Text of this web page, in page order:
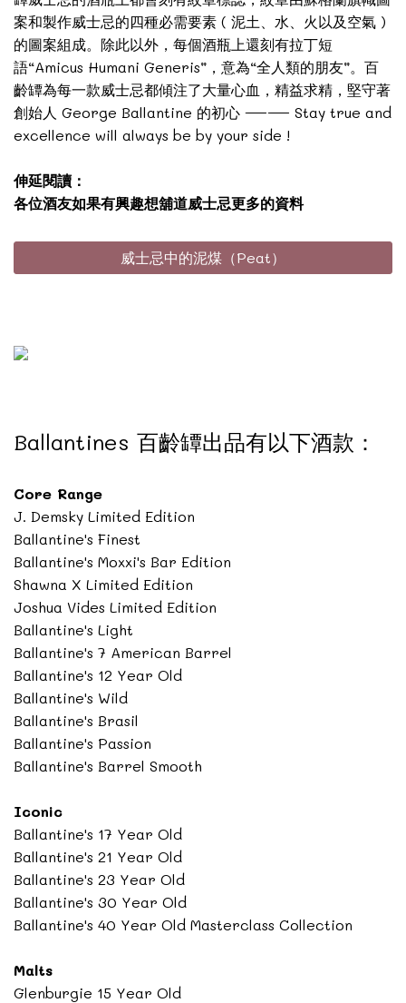
案和製作威士忌的四種必需要素 ( 泥土、水、火以及空氣 )
的圖案組成。除此以外，每個酒瓶上還刻有拉丁短
語“Amicus Humani Generis”，意為“全人類的朋友”。百
齡罈為每一款威士忌都傾注了大量心血，精益求精，堅守著
創始人 George Ballantine 的初心 —— Stay true and
excellence will always be by your side !
伸延閱讀：
各位酒友如果有興趣想舖道威士忌更多的資料
威士忌中的泥煤（Peat）
Ballantines 百齡罈出品有以下酒款：
Core Range
J. Demsky Limited Edition
Ballantine's Finest
Ballantine's Moxxi's Bar Edition
Shawna X Limited Edition
Joshua Vides Limited Edition
Ballantine's Light
Ballantine's 7 American Barrel
Ballantine's 12 Year Old
Ballantine's Wild
Ballantine's Brasil
Ballantine's Passion
Ballantine's Barrel Smooth
Iconic
Ballantine's 17 Year Old
Ballantine's 21 Year Old
Ballantine's 23 Year Old
Ballantine's 30 Year Old
Ballantine's 40 Year Old Masterclass Collection
Malts
Glenburgie 15 Year Old